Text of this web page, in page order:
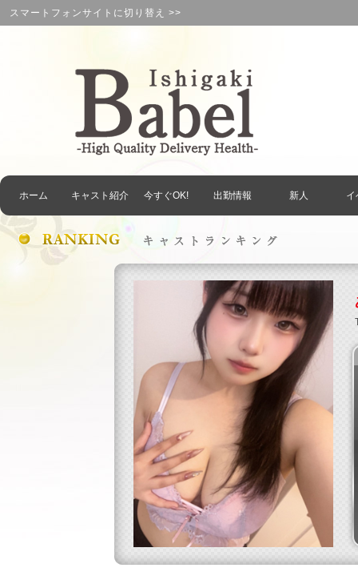
スマートフォンサイトに切り替え >>
ホーム キャスト紹介 今すぐOK! 出勤情報 新人 イ